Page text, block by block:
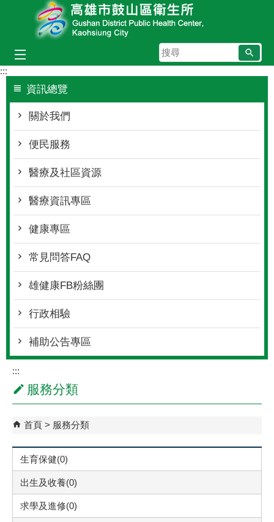
跳到主要內容區塊
搜
尋
:::
資訊總覽
關於我們
便民服務
醫療及社區資源
醫療資訊專區
健康專區
常見問答FAQ
雄健康FB粉絲團
行政相驗
補助公告專區
:::
服務分類
首頁 服務分類
生育保健(0)
出生及收養(0)
求學及進修(0)